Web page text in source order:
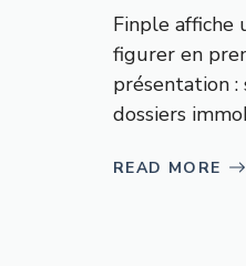
Finple affiche
figurer en
présentation :
dossiers
READ MORE